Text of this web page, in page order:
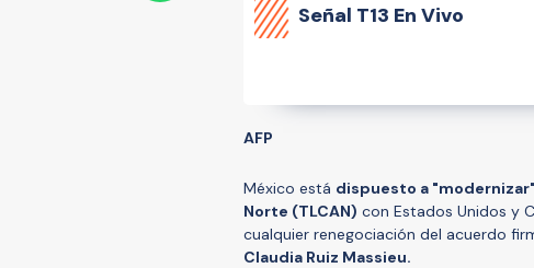
Señal T13 En Vivo
AFP
México está dispuesto a
Norte (TLCAN) con Estados Unidos y
cualquier renegociación del acuerdo
Claudia Ruiz Massieu.